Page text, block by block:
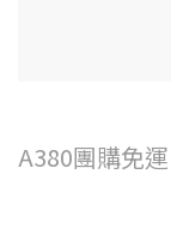
A380團購免運